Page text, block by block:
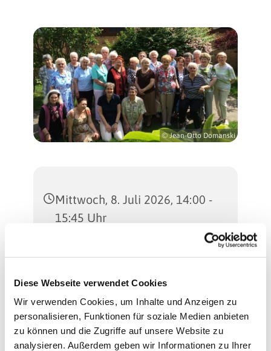
Diese Webseite verwendet Cookies
Wir verwenden Cookies, um Inhalte und Anzeigen zu
personalisieren, Funktionen für soziale Medien anbieten
zu können und die Zugriffe auf unsere Website zu
analysieren. Außerdem geben wir Informationen zu Ihrer
© Jean-Otto Domanski
Mittwoch, 8. Juli 2026, 14:00 -
15:45 Uhr
Straße 47, 13507 Berlin
Regina Schlingheider und
Team